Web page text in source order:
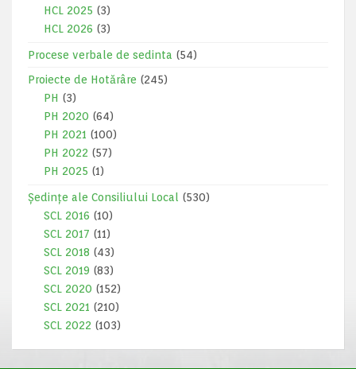
HCL 2025 (3)
HCL 2026 (3)
Procese verbale de sedinta (54)
Proiecte de Hotărâre (245)
PH (3)
PH 2020 (64)
PH 2021 (100)
PH 2022 (57)
PH 2025 (1)
Ședințe ale Consiliului Local
(530)
SCL 2016 (10)
SCL 2017 (11)
SCL 2018 (43)
SCL 2019 (83)
SCL 2020 (152)
SCL 2021 (210)
SCL 2022 (103)